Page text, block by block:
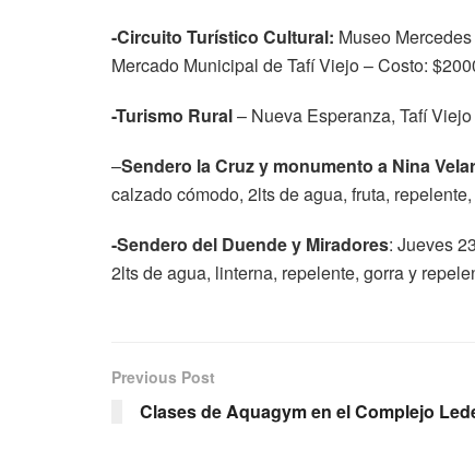
-Circuito Turístico Cultural: Museo
Mercado Municipal de Tafí Viejo – Costo:
-Turismo Rural– Nueva Esperanza, Tafí
–Sendero la Cruz y monumento a Nina
calzado cómodo, 2lts de agua, fruta,
-Sendero del Duende y Miradores: Jueves
2lts de agua, linterna, repelente, gorra y
Previous Post
Clases de Aquagym en el Complejo